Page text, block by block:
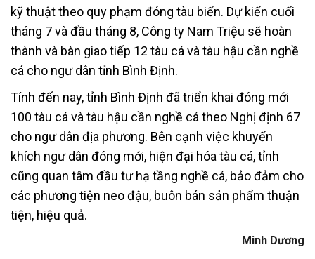
kỹ thuật theo quy phạm đóng tàu biển. Dự kiến cuối
tháng 7 và đầu tháng 8, Công ty Nam Triệu sẽ hoàn
thành và bàn giao tiếp 12 tàu cá và tàu hậu cần nghề
cá cho ngư dân tỉnh Bình Định.
Tính đến nay, tỉnh Bình Định đã triển khai đóng mới
100 tàu cá và tàu hậu cần nghề cá theo Nghị định 67
cho ngư dân địa phương. Bên cạnh việc khuyến
khích ngư dân đóng mới, hiện đại hóa tàu cá, tỉnh
cũng quan tâm đầu tư hạ tầng nghề cá, bảo đảm cho
các phương tiện neo đậu, buôn bán sản phẩm thuận
tiện, hiệu quả.
Minh Dương